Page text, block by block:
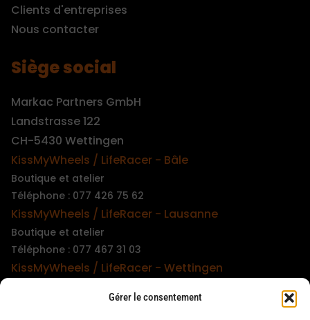
Gérer le consentement
Clients d'entreprises
Nous contacter
Siège social
Markac Partners GmbH
Landstrasse 122
CH-5430 Wettingen
KissMyWheels / LifeRacer - Bâle
Boutique et atelier
Téléphone : 077 426 75 62
KissMyWheels / LifeRacer - Lausanne
Boutique et atelier
Téléphone : 077 467 31 03
KissMyWheels / LifeRacer - Wettingen
Téléphone : 079 747 00 36